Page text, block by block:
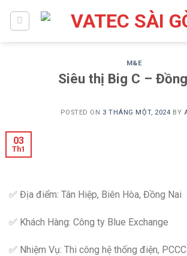
M&E
Siêu thị Big C –
POSTED ON 3 THÁNG MỘT, 2024 BY
03
Th1
✅ Địa điểm: Tân Hiệp, Biên Hòa, Đồng Nai
✅ Khách Hàng: Công ty Blue Exchange
✅ Nhiệm Vụ: Thi công hệ thống điện, PCCC